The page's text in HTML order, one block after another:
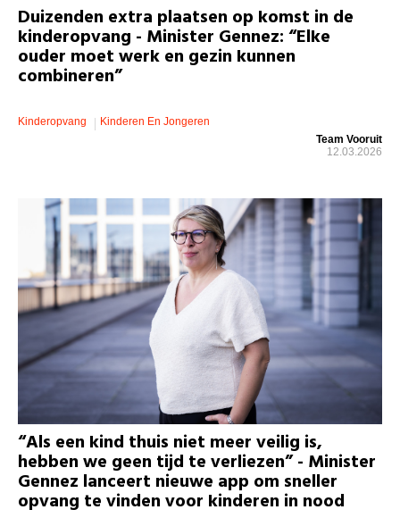
Duizenden extra plaatsen op komst in de
kinderopvang - Minister Gennez: “Elke
ouder moet werk en gezin kunnen
combineren”
Kinderopvang
Kinderen En Jongeren
Team Vooruit
12.03.2026
“Als een kind thuis niet meer veilig is,
hebben we geen tijd te verliezen” - Minister
Gennez lanceert nieuwe app om sneller
opvang te vinden voor kinderen in nood